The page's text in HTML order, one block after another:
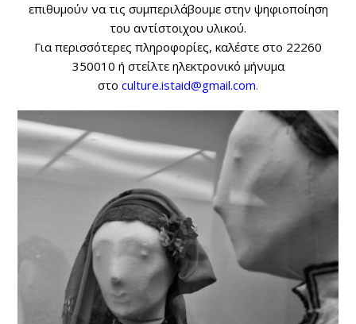
επιθυμούν να τις συμπεριλάβουμε στην ψηφιοποίηση
του αντίστοιχου υλικού.
Για περισσότερες πληροφορίες, καλέστε στο 22260
350010 ή στείλτε ηλεκτρονικό μήνυμα
στο culture.istaid@gmail.com.